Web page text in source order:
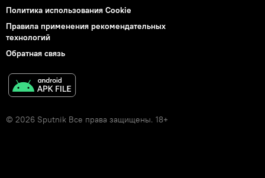
Политика использования Cookie
Правила применения рекомендательных
технологий
Обратная связь
© 2026 Sputnik Все права защищены. 18+